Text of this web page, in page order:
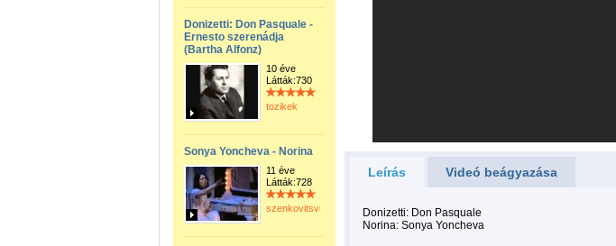
Donizetti: Don Pasquale -
Ernesto szerenádja
(Bartha Alfonz)
10 éve
Látták:730
tozikek
Sonya Yoncheva - Norina
11 éve
Látták:728
szenkovitsviktor
Leírás Videó beágyazása
Donizetti: Don Pasquale
Norina: Sonya Yoncheva